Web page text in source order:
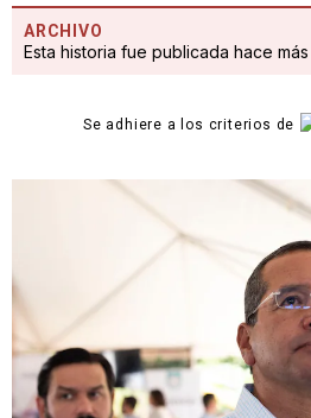
ARCHIVO
Esta historia fue publicada hace
Se adhiere a los criterios de